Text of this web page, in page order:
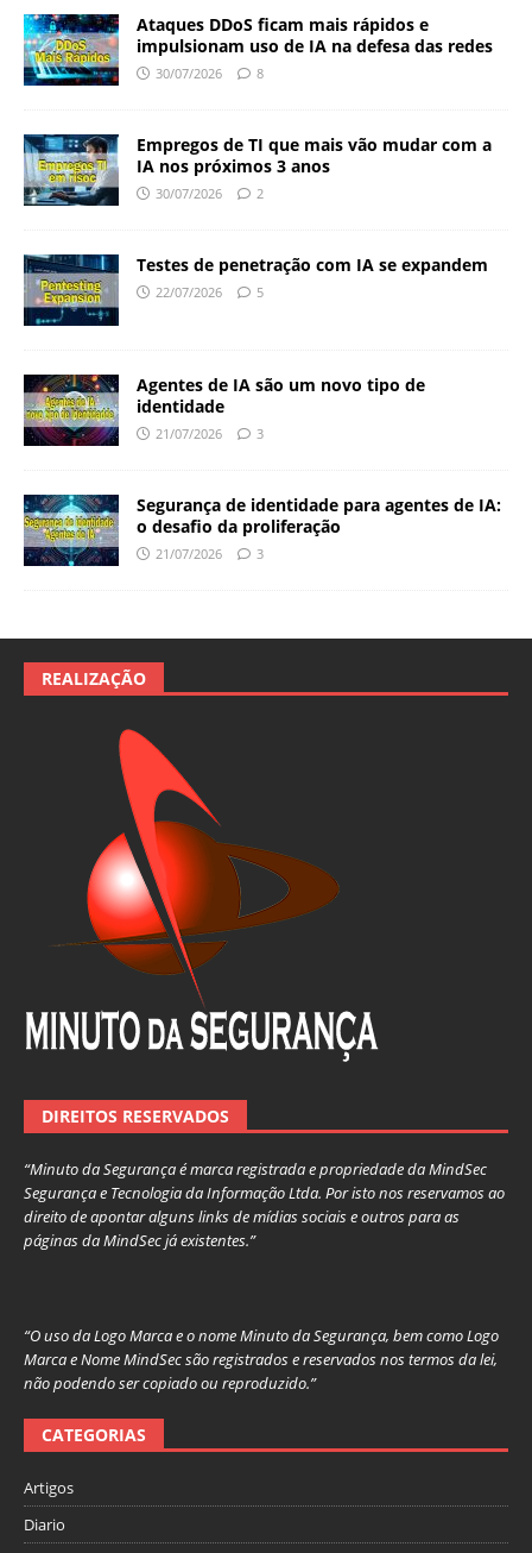
Ataques DDoS ficam mais rápidos e
impulsionam uso de IA na defesa das redes
30/07/2026 8
Empregos de TI que mais vão mudar com a
IA nos próximos 3 anos
30/07/2026 2
Testes de penetração com IA se expandem
22/07/2026 5
Agentes de IA são um novo tipo de
identidade
21/07/2026 3
Segurança de identidade para agentes de IA:
o desafio da proliferação
21/07/2026 3
REALIZAÇÃO
DIREITOS RESERVADOS
“Minuto da Segurança é marca registrada e propriedade da MindSec
Segurança e Tecnologia da Informação Ltda. Por isto nos reservamos ao
direito de apontar alguns links de mídias sociais e outros para as
páginas da MindSec já existentes.”
“O uso da Logo Marca e o nome Minuto da Segurança, bem como Logo
Marca e Nome MindSec são registrados e reservados nos termos da lei,
não podendo ser copiado ou reproduzido.”
CATEGORIAS
Artigos
Diario